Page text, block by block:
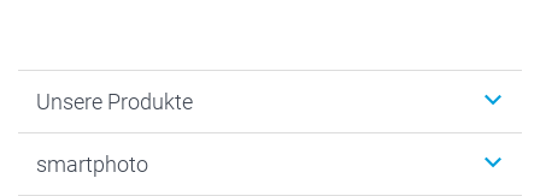
Unsere Produkte
Fotogeschenke
smartphoto